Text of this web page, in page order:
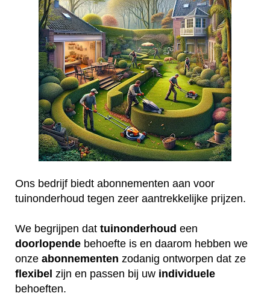
Ons bedrijf biedt abonnementen aan voor
tuinonderhoud tegen zeer aantrekkelijke prijzen.
We begrijpen dat tuinonderhoud een
doorlopende behoefte is en daarom hebben we
onze abonnementen zodanig ontworpen dat ze
flexibel zijn en passen bij uw individuele
behoeften.